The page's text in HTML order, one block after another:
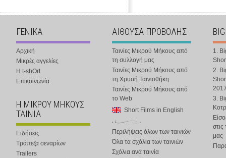
ΓΕΝΙΚΑ
Αρχική
Μικρές αγγελίες
Η t-shOrt
Επικοινωνία
Η ΜΙΚΡΟΥ ΜΗΚΟΥΣ
ΤΑΙΝΙΑ
Ειδήσεις
Τράπεζα σεναρίων
Trailers
ΑΙΘΟΥΣΑ ΠΡΟΒΟΛΗΣ
Ταινίες Μικρού Μήκους από
τη συλλογή μας
Ταινίες Μικρού Μήκους από
τη Χρυσή Ταινιοθήκη
Ταινίες Μικρού Μήκους από
το Web
Short Films in English
Περιλήψεις όλων των ταινιών
Όλα τα σχόλια των ταινιών
Σχόλια ανά ταινία
1.
2.
3.
στις
μας